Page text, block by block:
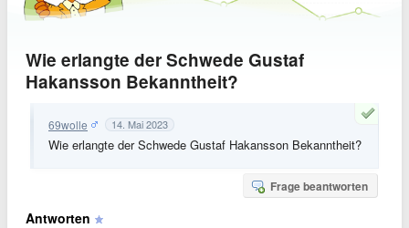
Wie erlangte der Schwede Gustaf
Hakansson Bekanntheit?
69wolle 14. Mai 2023
Wie erlangte der Schwede Gustaf Hakansson Bekanntheit?
Frage beantworten
Antworten